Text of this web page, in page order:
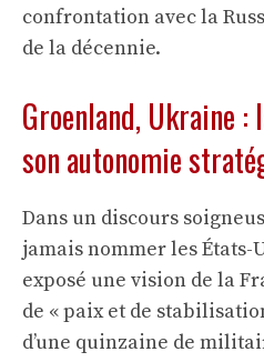
confrontation avec la
de la décennie.
Groenland, Ukraine :
son autonomie
Dans un discours
jamais nommer les États-
exposé une vision de la
de « paix et de
d’une quinzaine de